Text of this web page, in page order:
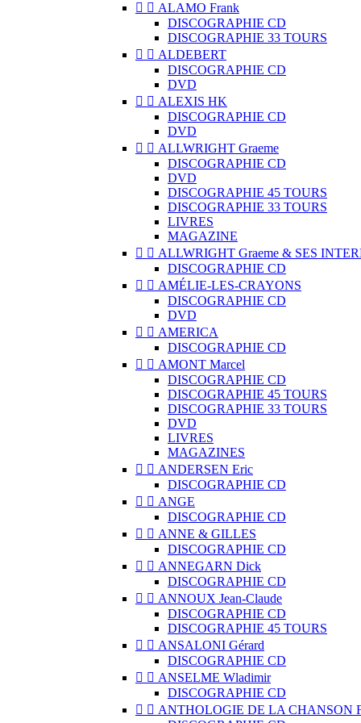
  ALAMO Frank
DISCOGRAPHIE CD
DISCOGRAPHIE 33 TOURS
  ALDEBERT
DISCOGRAPHIE CD
DVD
  ALEXIS HK
DISCOGRAPHIE CD
DVD
  ALLWRIGHT Graeme
DISCOGRAPHIE CD
DVD
DISCOGRAPHIE 45 TOURS
DISCOGRAPHIE 33 TOURS
LIVRES
MAGAZINE
  ALLWRIGHT Graeme & SES
DISCOGRAPHIE CD
  AMÉLIE-LES-CRAYONS
DISCOGRAPHIE CD
DVD
  AMERICA
DISCOGRAPHIE CD
  AMONT Marcel
DISCOGRAPHIE CD
DISCOGRAPHIE 45 TOURS
DISCOGRAPHIE 33 TOURS
DVD
LIVRES
MAGAZINES
  ANDERSEN Eric
DISCOGRAPHIE CD
  ANGE
DISCOGRAPHIE CD
  ANNE & GILLES
DISCOGRAPHIE CD
  ANNEGARN Dick
DISCOGRAPHIE CD
  ANNOUX Jean-Claude
DISCOGRAPHIE CD
DISCOGRAPHIE 45 TOURS
  ANSALONI Gérard
DISCOGRAPHIE CD
  ANSELME Wladimir
DISCOGRAPHIE CD
  ANTHOLOGIE DE LA CHANSON